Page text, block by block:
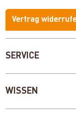
SERVICE
WISSEN
Vertrag